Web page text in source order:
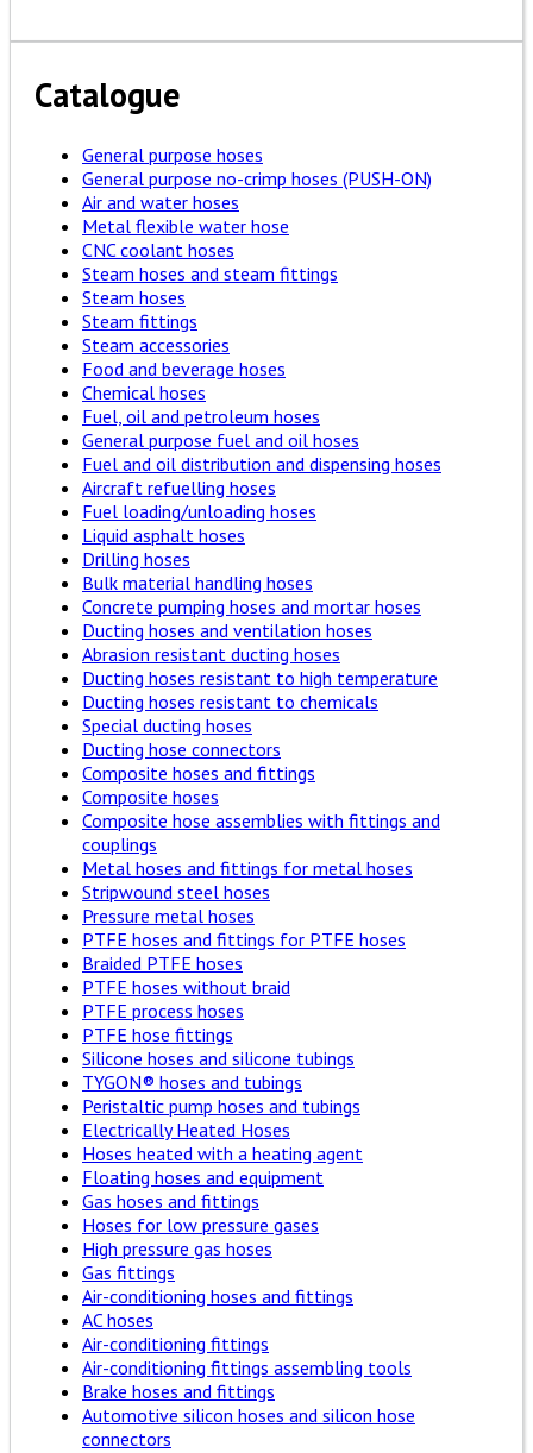
Catalogue
General purpose hoses
General purpose no-crimp hoses (PUSH-ON)
Air and water hoses
Metal flexible water hose
CNC coolant hoses
Steam hoses and steam fittings
Steam hoses
Steam fittings
Steam accessories
Food and beverage hoses
Chemical hoses
Fuel, oil and petroleum hoses
General purpose fuel and oil hoses
Fuel and oil distribution and dispensing hoses
Aircraft refuelling hoses
Fuel loading/unloading hoses
Liquid asphalt hoses
Drilling hoses
Bulk material handling hoses
Concrete pumping hoses and mortar hoses
Ducting hoses and ventilation hoses
Abrasion resistant ducting hoses
Ducting hoses resistant to high temperature
Ducting hoses resistant to chemicals
Special ducting hoses
Ducting hose connectors
Composite hoses and fittings
Composite hoses
Composite hose assemblies with fittings and
couplings
Metal hoses and fittings for metal hoses
Stripwound steel hoses
Pressure metal hoses
PTFE hoses and fittings for PTFE hoses
Braided PTFE hoses
PTFE hoses without braid
PTFE process hoses
PTFE hose fittings
Silicone hoses and silicone tubings
TYGON® hoses and tubings
Peristaltic pump hoses and tubings
Electrically Heated Hoses
Hoses heated with a heating agent
Floating hoses and equipment
Gas hoses and fittings
Hoses for low pressure gases
High pressure gas hoses
Gas fittings
Air-conditioning hoses and fittings
AC hoses
Air-conditioning fittings
Air-conditioning fittings assembling tools
Brake hoses and fittings
Automotive silicon hoses and silicon hose
connectors